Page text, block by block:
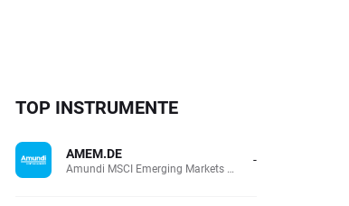
TOP INSTRUMENTE
AMEM.DE
Amundi MSCI Emerging Markets UCITS (Acc EUR) -